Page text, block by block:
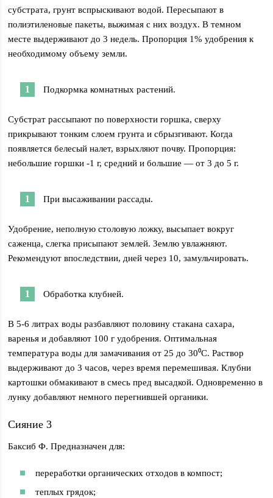
субстрата, грунт вспрыскивают водой. Пересыпают в
полиэтиленовые пакеты, выжимая с них воздух. В темном
месте выдерживают до 3 недель. Пропорция 1% удобрения к
необходимому объему земли.
Подкормка комнатных растений.
Субстрат рассыпают по поверхности горшка, сверху
прикрывают тонким слоем грунта и сбрызгивают. Когда
появляется белесый налет, взрыхляют почву. Пропорция:
небольшие горшки -1 г, средний и большие — от 3 до 5 г.
При высаживании рассады.
Удобрение, неполную столовую ложку, высыпает вокруг
саженца, слегка присыпают землей. Землю увлажняют.
Рекомендуют впоследствии, дней через 10, замульчировать.
Обработка клубней.
В 5-6 литрах воды разбавляют половину стакана сахара,
варенья и добавляют 100 г удобрения. Оптимальная
температура воды для замачивания от 25 до 30⁰С. Раствор
выдерживают до 3 часов, через время перемешивая. Клубни
картошки обмакивают в смесь пред высадкой. Одновременно в
лунку добавляют немного перегнившей органики.
Сияние 3
Баксиб Ф. Предназначен для:
переработки органических отходов в компост;
теплых грядок;